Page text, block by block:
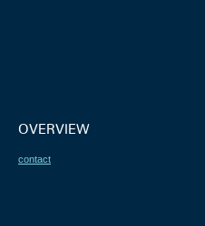
OVERVIEW
contact